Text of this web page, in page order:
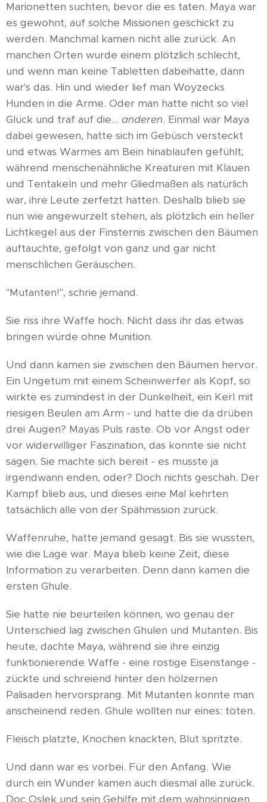
Marionetten suchten, bevor die es taten. Maya war
es gewohnt, auf solche Missionen geschickt zu
werden. Manchmal kamen nicht alle zurück. An
manchen Orten wurde einem plötzlich schlecht,
und wenn man keine Tabletten dabeihatte, dann
war's das. Hin und wieder lief man Woyzecks
Hunden in die Arme. Oder man hatte nicht so viel
Glück und traf auf die... anderen. Einmal war Maya
dabei gewesen, hatte sich im Gebüsch versteckt
und etwas Warmes am Bein hinablaufen gefühlt,
während menschenähnliche Kreaturen mit Klauen
und Tentakeln und mehr Gliedmaßen als natürlich
war, ihre Leute zerfetzt hatten. Deshalb blieb sie
nun wie angewurzelt stehen, als plötzlich ein heller
Lichtkegel aus der Finsternis zwischen den Bäumen
auftauchte, gefolgt von ganz und gar nicht
menschlichen Geräuschen.
"Mutanten!", schrie jemand.
Sie riss ihre Waffe hoch. Nicht dass ihr das etwas
bringen würde ohne Munition.
Und dann kamen sie zwischen den Bäumen hervor.
Ein Ungetüm mit einem Scheinwerfer als Kopf, so
wirkte es zumindest in der Dunkelheit, ein Kerl mit
riesigen Beulen am Arm - und hatte die da drüben
drei Augen? Mayas Puls raste. Ob vor Angst oder
vor widerwilliger Faszination, das konnte sie nicht
sagen. Sie machte sich bereit - es musste ja
irgendwann enden, oder? Doch nichts geschah. Der
Kampf blieb aus, und dieses eine Mal kehrten
tatsächlich alle von der Spähmission zurück.
Waffenruhe, hatte jemand gesagt. Bis sie wussten,
wie die Lage war. Maya blieb keine Zeit, diese
Information zu verarbeiten. Denn dann kamen die
ersten Ghule.
Sie hatte nie beurteilen können, wo genau der
Unterschied lag zwischen Ghulen und Mutanten. Bis
heute, dachte Maya, während sie ihre einzig
funktionierende Waffe - eine rostige Eisenstange -
zückte und schreiend hinter den hölzernen
Palisaden hervorsprang. Mit Mutanten konnte man
anscheinend reden. Ghule wollten nur eines: töten.
Fleisch platzte, Knochen knackten, Blut spritzte.
Und dann war es vorbei. Für den Anfang. Wie
durch ein Wunder kamen auch diesmal alle zurück.
Doc Oslek und sein Gehilfe mit dem wahnsinnigen